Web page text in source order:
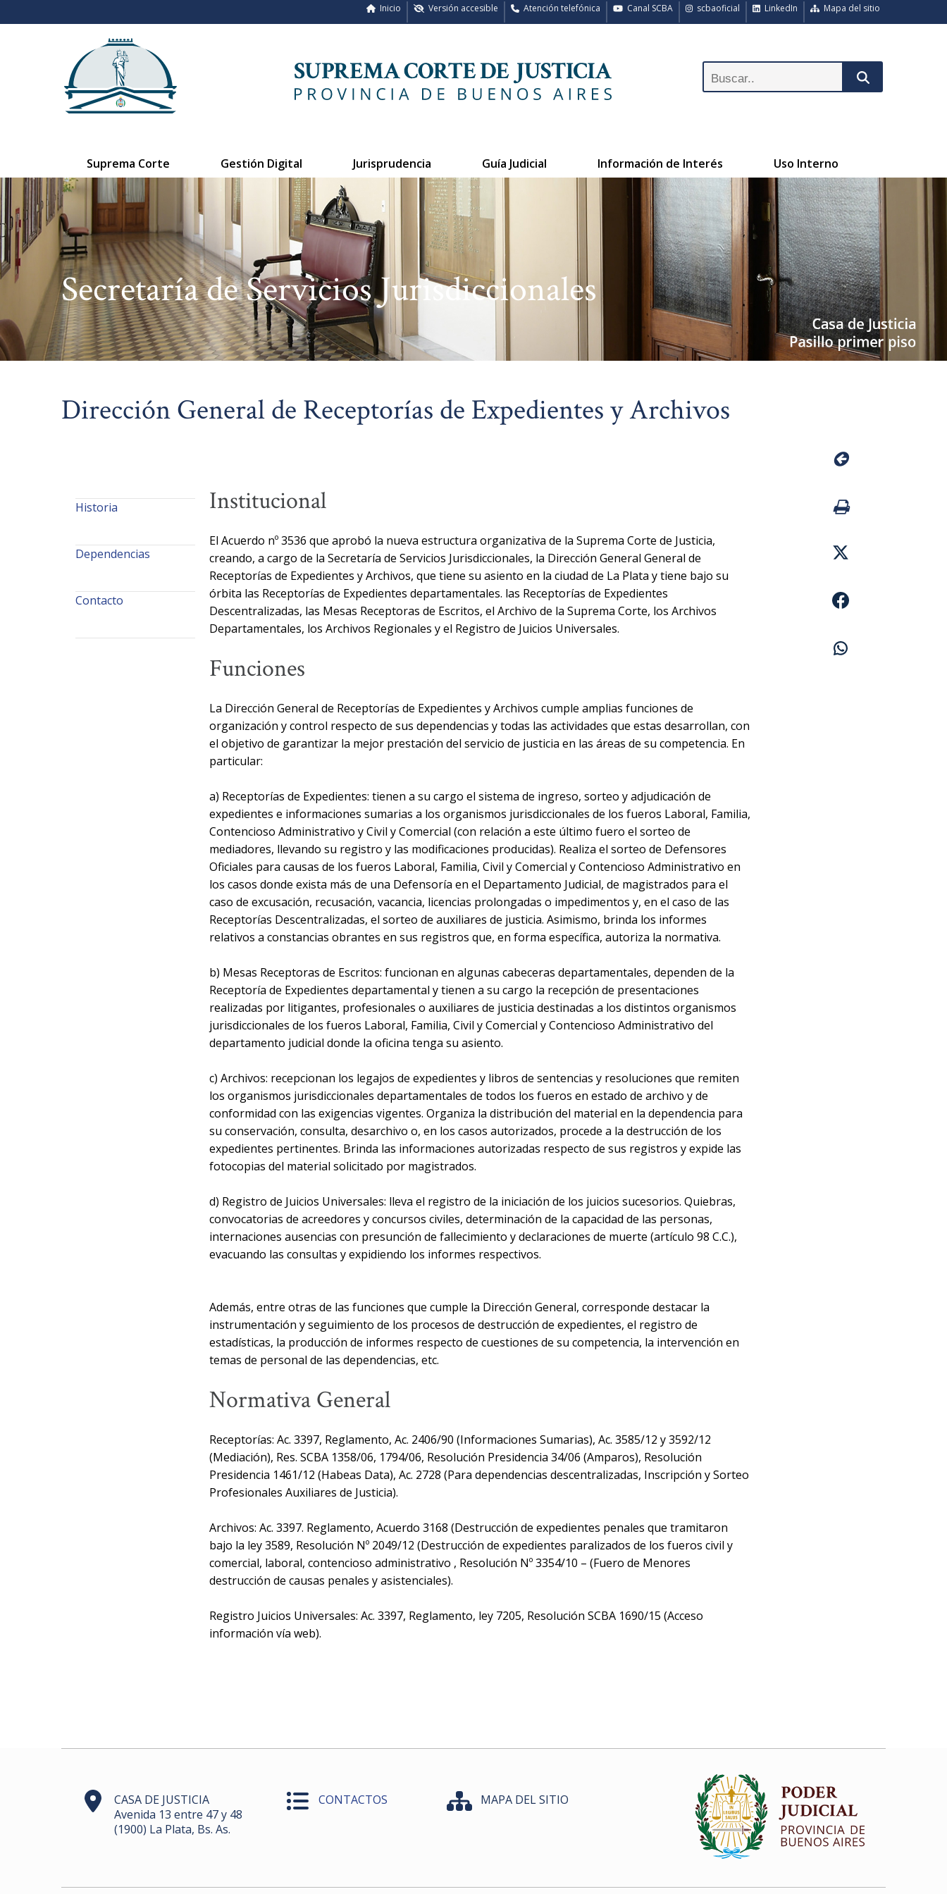
Mapa del sitio
LinkedIn
scbaoficial
Canal SCBA
Atención telefónica
Versión accesible
Inicio
Suprema Corte Gestión Digital Jurisprudencia Guía Judicial Información de Interés Uso Interno
Secretaría de Servicios Jurisdiccionales
Dirección General de Receptorías de Expedientes y Archivos
Historia
Dependencias
Contacto
Institucional
El Acuerdo nº 3536 que aprobó la nueva estructura organizativa de la Suprema Corte de Justicia,
creando, a cargo de la Secretaría de Servicios Jurisdiccionales, la Dirección General General de
Receptorías de Expedientes y Archivos, que tiene su asiento en la ciudad de La Plata y tiene bajo su
órbita las Receptorías de Expedientes departamentales. las Receptorías de Expedientes
Descentralizadas, las Mesas Receptoras de Escritos, el Archivo de la Suprema Corte, los Archivos
Departamentales, los Archivos Regionales y el Registro de Juicios Universales.
Funciones
La Dirección General de Receptorías de Expedientes y Archivos cumple amplias funciones de
organización y control respecto de sus dependencias y todas las actividades que estas desarrollan, con
el objetivo de garantizar la mejor prestación del servicio de justicia en las áreas de su competencia. En
particular:
a) Receptorías de Expedientes: tienen a su cargo el sistema de ingreso, sorteo y adjudicación de
expedientes e informaciones sumarias a los organismos jurisdiccionales de los fueros Laboral, Familia,
Contencioso Administrativo y Civil y Comercial (con relación a este último fuero el sorteo de
mediadores, llevando su registro y las modificaciones producidas). Realiza el sorteo de Defensores
Oficiales para causas de los fueros Laboral, Familia, Civil y Comercial y Contencioso Administrativo en
los casos donde exista más de una Defensoría en el Departamento Judicial, de magistrados para el
caso de excusación, recusación, vacancia, licencias prolongadas o impedimentos y, en el caso de las
Receptorías Descentralizadas, el sorteo de auxiliares de justicia. Asimismo, brinda los informes
relativos a constancias obrantes en sus registros que, en forma específica, autoriza la normativa.
b) Mesas Receptoras de Escritos: funcionan en algunas cabeceras departamentales, dependen de la
Receptoría de Expedientes departamental y tienen a su cargo la recepción de presentaciones
realizadas por litigantes, profesionales o auxiliares de justicia destinadas a los distintos organismos
jurisdiccionales de los fueros Laboral, Familia, Civil y Comercial y Contencioso Administrativo del
departamento judicial donde la oficina tenga su asiento.
c) Archivos: recepcionan los legajos de expedientes y libros de sentencias y resoluciones que remiten
los organismos jurisdiccionales departamentales de todos los fueros en estado de archivo y de
conformidad con las exigencias vigentes. Organiza la distribución del material en la dependencia para
su conservación, consulta, desarchivo o, en los casos autorizados, procede a la destrucción de los
expedientes pertinentes. Brinda las informaciones autorizadas respecto de sus registros y expide las
fotocopias del material solicitado por magistrados.
d) Registro de Juicios Universales: lleva el registro de la iniciación de los juicios sucesorios. Quiebras,
convocatorias de acreedores y concursos civiles, determinación de la capacidad de las personas,
internaciones ausencias con presunción de fallecimiento y declaraciones de muerte (artículo 98 C.C.),
evacuando las consultas y expidiendo los informes respectivos.
Además, entre otras de las funciones que cumple la Dirección General, corresponde destacar la
instrumentación y seguimiento de los procesos de destrucción de expedientes, el registro de
estadísticas, la producción de informes respecto de cuestiones de su competencia, la intervención en
temas de personal de las dependencias, etc.
Normativa General
Receptorías: Ac. 3397, Reglamento, Ac. 2406/90 (Informaciones Sumarias), Ac. 3585/12 y 3592/12
(Mediación), Res. SCBA 1358/06, 1794/06, Resolución Presidencia 34/06 (Amparos), Resolución
Presidencia 1461/12 (Habeas Data), Ac. 2728 (Para dependencias descentralizadas, Inscripción y Sorteo
Profesionales Auxiliares de Justicia).
Archivos: Ac. 3397. Reglamento, Acuerdo 3168 (Destrucción de expedientes penales que tramitaron
bajo la ley 3589, Resolución Nº 2049/12 (Destrucción de expedientes paralizados de los fueros civil y
comercial, laboral, contencioso administrativo , Resolución Nº 3354/10 – (Fuero de Menores
destrucción de causas penales y asistenciales).
Registro Juicios Universales: Ac. 3397, Reglamento, ley 7205, Resolución SCBA 1690/15 (Acceso
información vía web).
CASA DE JUSTICIA
Avenida 13 entre 47 y 48
(1900) La Plata, Bs. As.
CONTACTOS MAPA DEL SITIO